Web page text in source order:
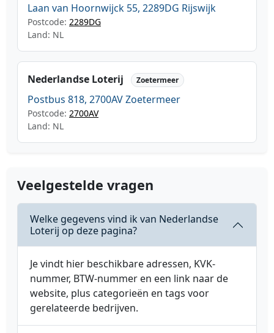
Laan van Hoornwijck 55, 2289DG Rijswijk
Postcode: 2289DG
Land: NL
Nederlandse Loterij Zoetermeer
Postbus 818, 2700AV Zoetermeer
Postcode: 2700AV
Land: NL
Veelgestelde vragen
Welke gegevens vind ik van Nederlandse
Loterij op deze pagina?
Je vindt hier beschikbare adressen, KVK-
nummer, BTW-nummer en een link naar de
website, plus categorieën en tags voor
gerelateerde bedrijven.